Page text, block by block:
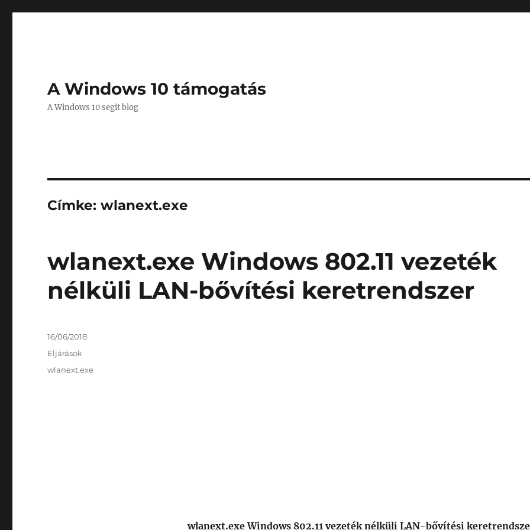
A Windows 10 támogatás
A Windows 10 segít blog
Címke:wlanext.exe
wlanext.exe Windows 802.11 vezeték
nélküli LAN-bővítési keretrendszer
wlanext.exe Windows 802.11 vezeték nélküli LAN-bővítési
Közzétéve
16/06/2018
Kategória
Eljárások
Címke
wlanext.exe